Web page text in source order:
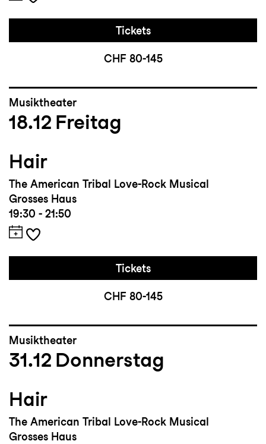
Tickets
CHF 80-145
Musiktheater
18.12 Freitag
Hair
The American Tribal Love-Rock Musical
Grosses Haus
19:30 - 21:50
Tickets
CHF 80-145
Musiktheater
31.12 Donnerstag
Hair
The American Tribal Love-Rock Musical
Grosses Haus